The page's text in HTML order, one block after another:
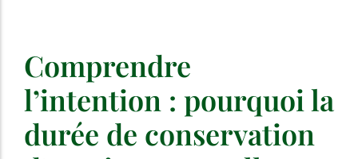
Comprendre
l’intention : pourquoi la
durée de conservation